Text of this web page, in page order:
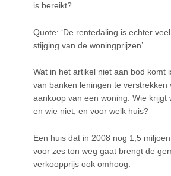
is bereikt?
Quote: ‘De rentedaling is echter
stijging van de woningprijzen’
Wat in het artikel niet aan bod komt
van banken leningen te verstrekken
aankoop van een woning. Wie krijgt
en wie niet, en voor welk huis?
Een huis dat in 2008 nog 1,5
voor zes ton weg gaat brengt de
verkoopprijs ook omhoog.